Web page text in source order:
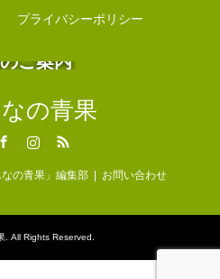
プライバシーポリシー
ご案内
の青果」編集部 お問い合わせ
. All Rights Reserved.